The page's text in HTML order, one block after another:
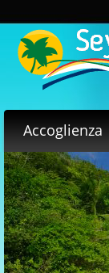
Accoglienza